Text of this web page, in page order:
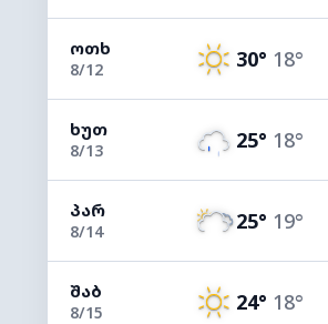
ᲝᲗᲮ
8/12 30° 18°
ᲮᲣᲗ
8/13 25° 18°
ᲞᲐᲠ
8/14 25° 19°
ᲨᲐᲑ
8/15 24° 18°